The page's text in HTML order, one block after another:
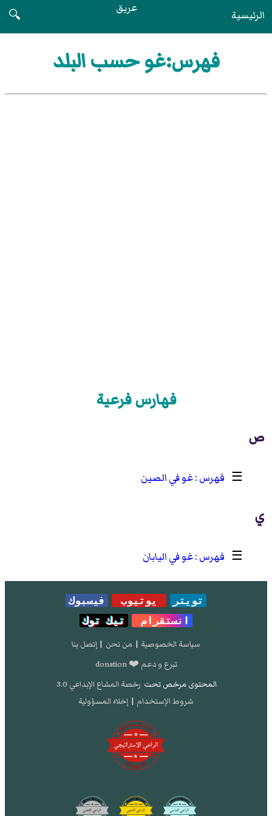
الرئيسية عريق
🔍
فهرس:غو حسب البلد
فهارس فرعية
ص
☰ غو في الصين
ي
☰ غو في اليابان
تويتر يوتيوب
فيسبوك
انستقرام
تيك توك
سياسة الخصوصية | من نحن | إتصل بنا
تبرع و دعم ❤️ donation
المحتوى مرخص تحت رخصة المشاع الإبداعي 3.0
شروط الإستخدام | إخلاء المسؤولية